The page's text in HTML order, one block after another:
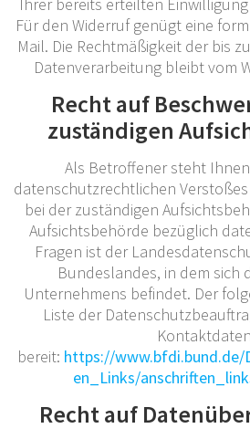
Für den Widerruf genügt eine
Mail. Die Rechtmäßigkeit der bis
Datenverarbeitung bleibt vom
Recht auf
zuständigen
Als Betroffener steht
datenschutzrechtlichen
bei der zuständigen
Aufsichtsbehörde bezüglich
Fragen ist der
Bundeslandes, in dem sich
Unternehmens befindet. Der
Liste der
Kontaktdaten
bereit: https://www.bfdi.bund.de/
en_Links/
Recht auf